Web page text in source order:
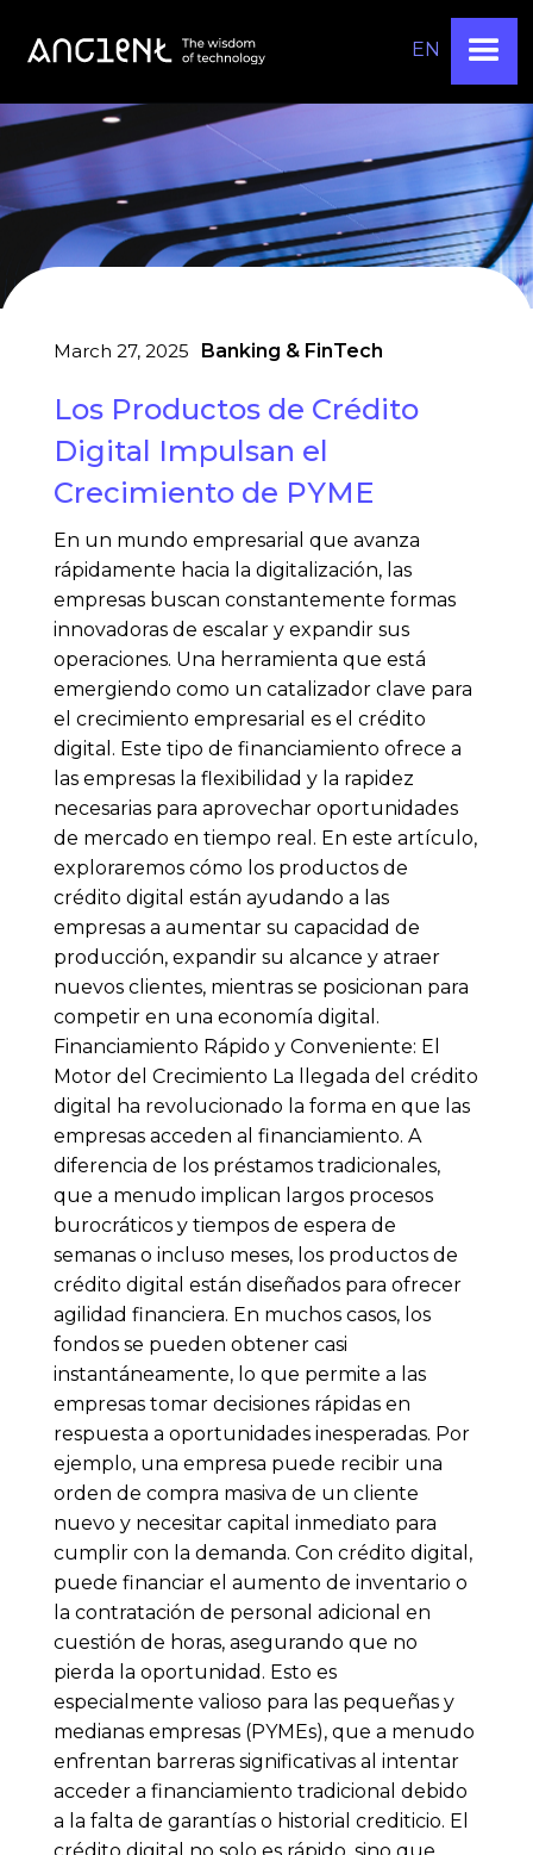
EN
March 27, 2025 Banking & FinTech
Los Productos de Crédito
Digital Impulsan el
Crecimiento de PYME
En un mundo empresarial que avanza
rápidamente hacia la digitalización, las
empresas buscan constantemente formas
innovadoras de escalar y expandir sus
operaciones. Una herramienta que está
emergiendo como un catalizador clave para
el crecimiento empresarial es el crédito
digital. Este tipo de financiamiento ofrece a
las empresas la flexibilidad y la rapidez
necesarias para aprovechar oportunidades
de mercado en tiempo real. En este artículo,
exploraremos cómo los productos de
crédito digital están ayudando a las
empresas a aumentar su capacidad de
producción, expandir su alcance y atraer
nuevos clientes, mientras se posicionan para
competir en una economía digital.
Financiamiento Rápido y Conveniente: El
Motor del Crecimiento La llegada del crédito
digital ha revolucionado la forma en que las
empresas acceden al financiamiento. A
diferencia de los préstamos tradicionales,
que a menudo implican largos procesos
burocráticos y tiempos de espera de
semanas o incluso meses, los productos de
crédito digital están diseñados para ofrecer
agilidad financiera. En muchos casos, los
fondos se pueden obtener casi
instantáneamente, lo que permite a las
empresas tomar decisiones rápidas en
respuesta a oportunidades inesperadas. Por
ejemplo, una empresa puede recibir una
orden de compra masiva de un cliente
nuevo y necesitar capital inmediato para
cumplir con la demanda. Con crédito digital,
puede financiar el aumento de inventario o
la contratación de personal adicional en
cuestión de horas, asegurando que no
pierda la oportunidad. Esto es
especialmente valioso para las pequeñas y
medianas empresas (PYMEs), que a menudo
enfrentan barreras significativas al intentar
acceder a financiamiento tradicional debido
a la falta de garantías o historial crediticio. El